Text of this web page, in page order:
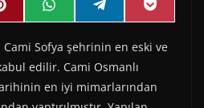
Share
on
P
i
t
e
r
e
s
Share
on
W
h
t
s
A
p
p
Share
on
e
e
g
r
a
m
Share
on
P
o
k
Sofya şehrinin en eski ve
edilir. Cami Osmanlı
en iyi mimarlarından